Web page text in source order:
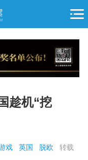
推广
趁机“挖
戏 英国 脱欧 转载